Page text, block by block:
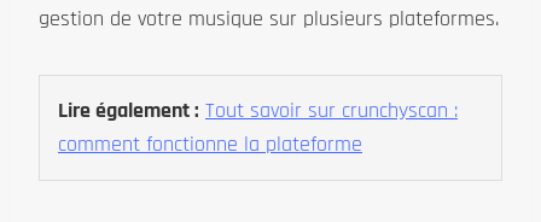
gestion de votre musique sur plusieurs plateformes.
Lire également : Tout savoir sur crunchyscan :
comment fonctionne la plateforme